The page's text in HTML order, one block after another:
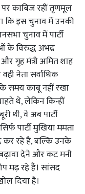
पर काबिज रहीं तृणमूल
कि इस चुनाव में उनकी
चुनाव में पार्टी
के विरुद्ध अभद्र
और गृह मंत्री अमित शाह
नेता सर्वाधिक
के समय काबू नहीं रखा
थे, लेकिन किन्हीं
थी, वे अब पार्टी
पार्टी मुखिया ममता
कर रहे हैं, बल्कि उनके
देने और कट मनी
मढ़ रहे हैं। सांसद
दिया है।